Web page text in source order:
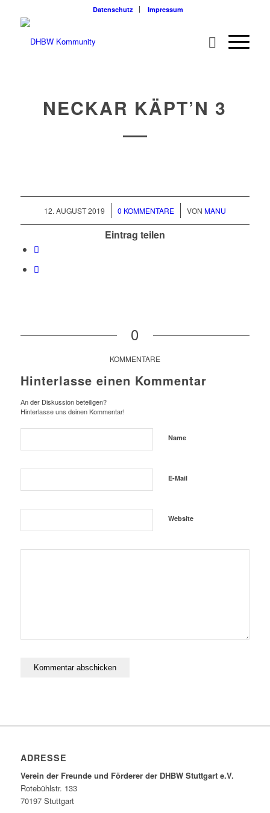
Datenschutz Impressum
NECKAR KÄPT’N 3
12. AUGUST 2019
/ 0 KOMMENTARE
/ VON MANU
Eintrag teilen
0
KOMMENTARE
Hinterlasse einen Kommentar
An der Diskussion beteiligen?
Hinterlasse uns deinen Kommentar!
Name
E-Mail
Website
ADRESSE
Verein der Freunde und Förderer der DHBW Stuttgart e.V.
Rotebühlstr. 133
70197 Stuttgart